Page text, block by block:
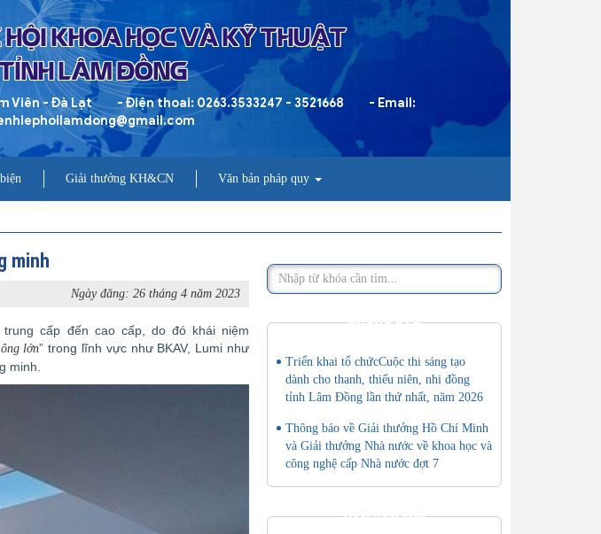
HỘI KHOA HỌC VÀ KỸ THUẬT
LÂM ĐỒNG
Viên - Đà Lạt - Điện thoai: 0263.3533247 - 3521668
- Email:
Giải thưởng KH&CN Văn bản pháp quy
minh
Ngày đăng: 26 tháng 4 năm 2023
cấp đến cao cấp, do đó khái niệm
ông lớn” trong lĩnh vực như BKAV, Lumi như
minh.
THÔNG BÁO
Triển khai tổ chứcCuộc thi sáng tạo
dành cho thanh, thiếu niên, nhi đồng
tỉnh Lâm Đồng lần thứ nhất, năm 2026
Thông báo về Giải thưởng Hồ Chí Minh
và Giải thưởng Nhà nước về khoa học và
công nghệ cấp Nhà nước đợt 7
VĂN BẢN MỚI